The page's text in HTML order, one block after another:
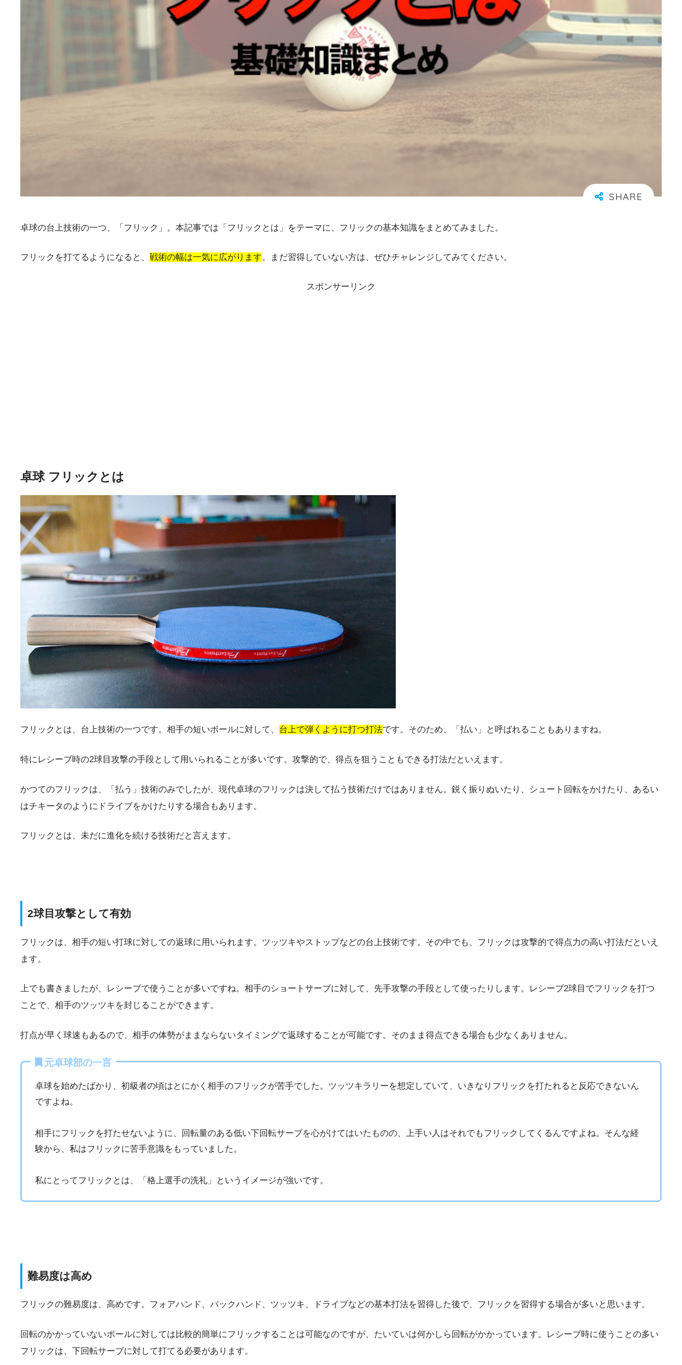
卓球の台上技術の一つ、「フリック」。本記事では「フリックとは」をテーマに、フリックの基本知識をまとめてみました。
フリックを打てるようになると、 戦術の幅は一気に広がります。まだ習得していない方は、ぜひチャレンジしてみてください。
スポンサーリンク
卓球 フリックとは
フリックとは、台上技術の一つです。相手の短いボールに対して、 台上で弾くように打つ打法です。そのため、「払い」と呼ばれることもありますね。
特にレシーブ時の2球目攻撃の手段として用いられることが多いです。攻撃的で、得点を狙うこともできる打法だといえます。
かつてのフリックは、「払う」技術のみでしたが、現代卓球のフリックは決して払う技術だけではありません。鋭く振りぬいたり、シュート回転をかけたり、あるい
はチキータのようにドライブをかけたりする場合もあります。
フリックとは、未だに進化を続ける技術だと言えます。
2球目攻撃として有効
フリックは、相手の短い打球に対しての返球に用いられます。ツッツキやストップなどの台上技術です。その中でも、フリックは攻撃的で得点力の高い打法だといえ
ます。
上でも書きましたが、レシーブで使うことが多いですね。相手のショートサーブに対して、先手攻撃の手段として使ったりします。レシーブ2球目でフリックを打つ
ことで、相手のツッツキを封じることができます。
打点が早く球速もあるので、相手の体勢がままならないタイミングで返球することが可能です。そのまま得点できる場合も少なくありません。
元卓球部の一言
卓球を始めたばかり、初級者の頃はとにかく相手のフリックが苦手でした。ツッツキラリーを想定していて、いきなりフリックを打たれると反応できないん
ですよね。
相手にフリックを打たせないように、回転量のある低い下回転サーブを心がけてはいたものの、上手い人はそれでもフリックしてくるんですよね。そんな経
験から、私はフリックに苦手意識をもっていました。
私にとってフリックとは、「格上選手の洗礼」というイメージが強いです。
難易度は高め
フリックの難易度は、高めです。フォアハンド、バックハンド、ツッツキ、ドライブなどの基本打法を習得した後で、フリックを習得する場合が多いと思います。
回転のかかっていないボールに対しては比較的簡単にフリックすることは可能なのですが、たいていは何かしら回転がかかっています。レシーブ時に使うことの多い
フリックは、下回転サーブに対して打てる必要があります。